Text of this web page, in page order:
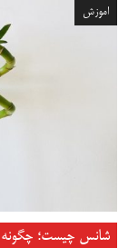
اموزش
شانس چیست؛ چگونه